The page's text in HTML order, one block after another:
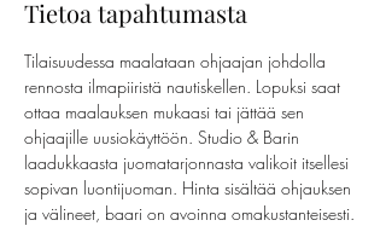
Tietoa tapahtumasta
Tilaisuudessa maalataan ohjaajan johdolla
rennosta ilmapiiristä nautiskellen. Lopuksi saat
ottaa maalauksen mukaasi tai jättää sen
ohjaajille uusiokäyttöön. Studio & Barin
laadukkaasta juomatarjonnasta valikoit itsellesi
sopivan luontijuoman. Hinta sisältää ohjauksen
ja välineet, baari on avoinna omakustanteisesti.